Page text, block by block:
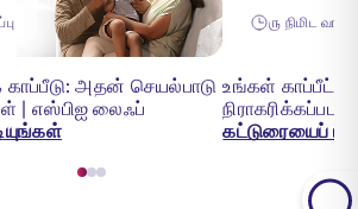
அதன் செயல்பாடு
| எஸ்பிஐ லைஃப்
௫ நிமிட
உங்கள்
கட்டுரையைப்